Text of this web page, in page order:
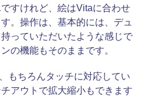
すけれど、絵はVitaに合わせ
。操作は、基本的には、デュ
っていただいたような感じで
の機能もそのままです。
もちろんタッチに対応してい
アウトで拡大縮小もできます